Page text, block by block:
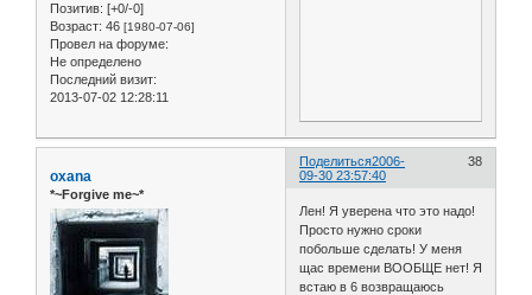
Позитив: [+0/-0]
Возраст: 46 [1980-07-06]
Провел на форуме:
Не определено
Последний визит:
2013-07-02 12:28:11
Поделиться 38
2006-
09-30 23:57:40
oxana
*~Forgive me~*
Лен! Я уверена что это надо!
Просто нужно сроки
побольше сделать! У меня
щас времени ВООБЩЕ нет! Я
встаю в 6 возвращаюсь